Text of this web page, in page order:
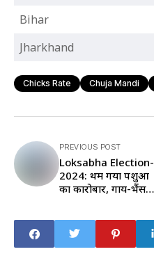
Bihar
Jharkhand
Chicks Rate Chuja Mandi
PREVIOUS POST
Loksabha Election-
2024: थम गया पशुओं
का कारोबार, गाय-भैंस,